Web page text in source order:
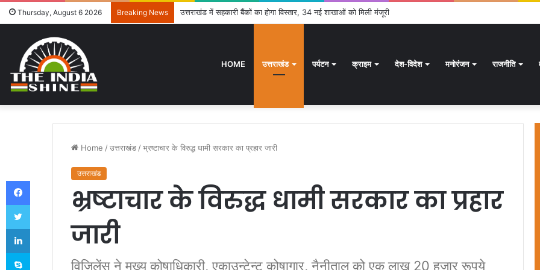
Thursday, August 6 2026 Breaking News उत्तराखंड में सहकारी बैंकों का होगा विस्तार, 34 नई शाखाओं को मिली मंजूरी
HOME उत्तराखंड पर्यटन क्राइम देश-विदेश मनोरंजन राजनीति
Home /उत्तराखंड /भ्रष्टाचार के विरुद्ध धामी सरकार का प्रहार जारी
उत्तराखंड
भ्रष्टाचार के विरुद्ध धामी सरकार का प्रहार
जारी
विजिलेंस ने मुख्य कोषाधिकारी, एकाउन्टेन्ट कोषागार, नैनीताल को एक लाख 20 हजार रूपये